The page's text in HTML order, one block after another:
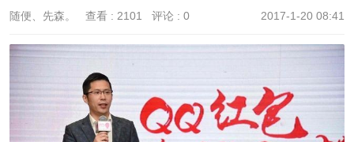
2017-1-20 08:41
随便、先森。 查看 : 2101 评论 : 0